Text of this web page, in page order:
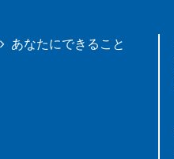
あなたにできること